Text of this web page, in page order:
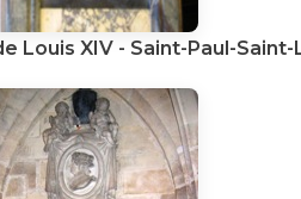
Louis XIV - Saint-Paul-Saint-